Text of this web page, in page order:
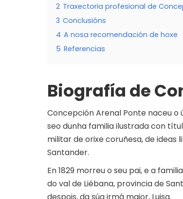
2 Traxectoria profesional de
3 Conclusións
4 A nosa recomendación de hoxe
5 Referencias
Biografía de
Concepción Arenal Ponte naceu o
seo dunha familia ilustrada con
militar de orixe coruñesa, de ideas
Santander.
En 1829 morreu o seu pai, e a
do val de Liébana, provincia de